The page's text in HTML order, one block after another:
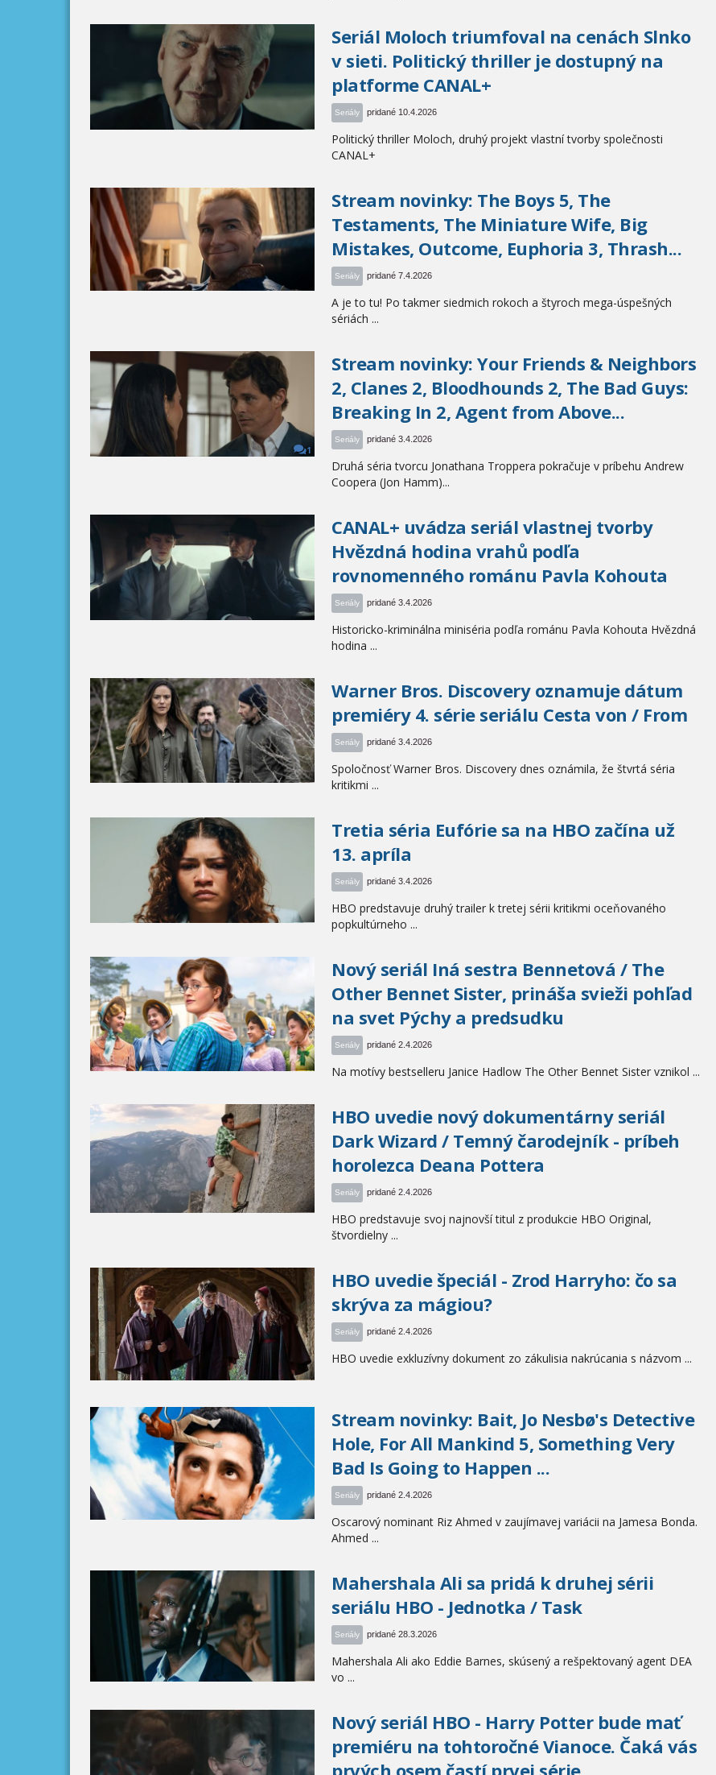
Seriál Moloch triumfoval na cenách Slnko
v sieti. Politický thriller je dostupný na
platforme CANAL+
Seriály pridané 10.4.2026
Politický thriller Moloch, druhý projekt vlastní tvorby společnosti
CANAL+
Stream novinky: The Boys 5, The
Testaments, The Miniature Wife, Big
Mistakes, Outcome, Euphoria 3, Thrash...
Seriály pridané 7.4.2026
A je to tu! Po takmer siedmich rokoch a štyroch mega-úspešných
sériách ...
1
Stream novinky: Your Friends & Neighbors
2, Clanes 2, Bloodhounds 2, The Bad Guys:
Breaking In 2, Agent from Above...
Seriály pridané 3.4.2026
Druhá séria tvorcu Jonathana Troppera pokračuje v príbehu Andrew
Coopera (Jon Hamm)...
CANAL+ uvádza seriál vlastnej tvorby
Hvězdná hodina vrahů podľa
rovnomenného románu Pavla Kohouta
Seriály pridané 3.4.2026
Historicko-kriminálna miniséria podľa románu Pavla Kohouta Hvězdná
hodina ...
Warner Bros. Discovery oznamuje dátum
premiéry 4. série seriálu Cesta von / From
Seriály pridané 3.4.2026
Spoločnosť Warner Bros. Discovery dnes oznámila, že štvrtá séria
kritikmi ...
Tretia séria Eufórie sa na HBO začína už
13. apríla
Seriály pridané 3.4.2026
HBO predstavuje druhý trailer k tretej sérii kritikmi oceňovaného
popkultúrneho ...
Nový seriál Iná sestra Bennetová / The
Other Bennet Sister, prináša svieži pohľad
na svet Pýchy a predsudku
Seriály pridané 2.4.2026
Na motívy bestselleru Janice Hadlow The Other Bennet Sister vznikol ...
HBO uvedie nový dokumentárny seriál
Dark Wizard / Temný čarodejník - príbeh
horolezca Deana Pottera
Seriály pridané 2.4.2026
HBO predstavuje svoj najnovší titul z produkcie HBO Original,
štvordielny ...
HBO uvedie špeciál - Zrod Harryho: čo sa
skrýva za mágiou?
Seriály pridané 2.4.2026
HBO uvedie exkluzívny dokument zo zákulisia nakrúcania s názvom ...
Stream novinky: Bait, Jo Nesbø's Detective
Hole, For All Mankind 5, Something Very
Bad Is Going to Happen ...
Seriály pridané 2.4.2026
Oscarový nominant Riz Ahmed v zaujímavej variácii na Jamesa Bonda.
Ahmed ...
Mahershala Ali sa pridá k druhej sérii
seriálu HBO - Jednotka / Task
Seriály pridané 28.3.2026
Mahershala Ali ako Eddie Barnes, skúsený a rešpektovaný agent DEA
vo ...
Nový seriál HBO - Harry Potter bude mať
premiéru na tohtoročné Vianoce. Čaká vás
prvých osem častí prvej série